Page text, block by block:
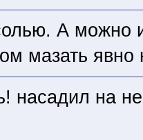
А можно
мазать явно
насадил на